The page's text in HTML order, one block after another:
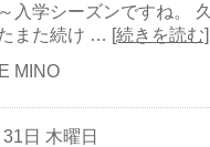
入学シーズンですね。
また続け … [続きを読む]
MINO
日 木曜日